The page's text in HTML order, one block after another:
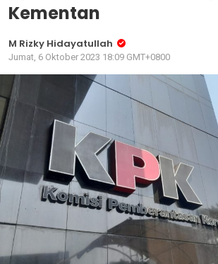
Kementan
M Rizky Hidayatullah
Jumat, 6 Oktober 2023 18:09 GMT+0800